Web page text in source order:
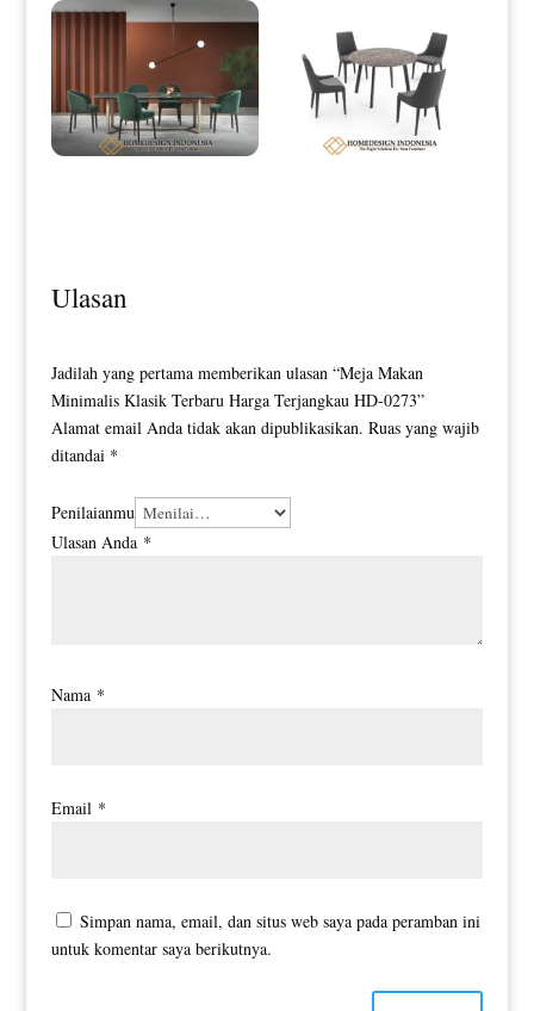
Ulasan
Jadilah yang pertama memberikan ulasan “Meja Makan
Minimalis Klasik Terbaru Harga Terjangkau HD-0273”
Alamat email Anda tidak akan dipublikasikan. Ruas yang wajib
ditandai *
Penilaianmu
Ulasan Anda *
Nama *
Email *
Simpan nama, email, dan situs web saya pada peramban ini
untuk komentar saya berikutnya.